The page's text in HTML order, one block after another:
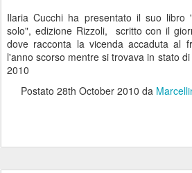
Ilaria Cucchi ha presentato il suo
solo", edizione Rizzoli, scritto con il
dove racconta la vicenda accaduta al
l'anno scorso mentre si trovava in stato
2010
Postato 28th October 2010 da